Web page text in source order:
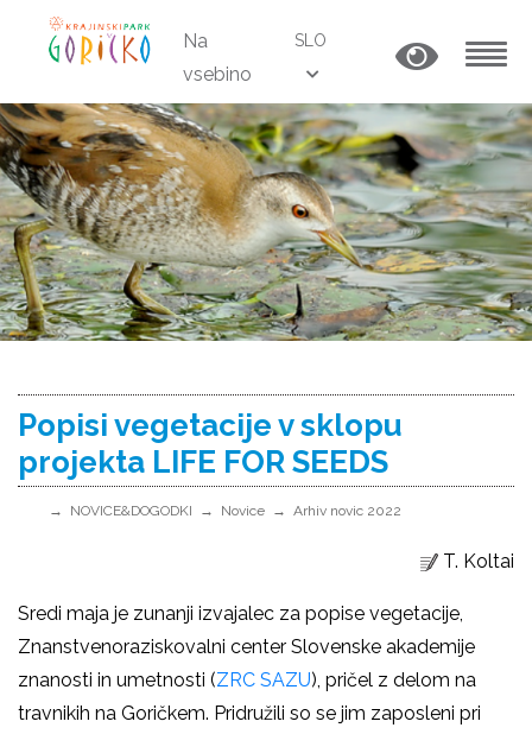
Na
vsebino
SLO
Popisi vegetacije v sklopu
projekta LIFE FOR SEEDS
NOVICE&DOGODKI Novice Arhiv novic 2022
T. Koltai
Sredi maja je zunanji izvajalec za popise vegetacije,
Znanstvenoraziskovalni center Slovenske akademije
znanosti in umetnosti (ZRC SAZU), pričel z delom na
travnikih na Goričkem. Pridružili so se jim zaposleni pri